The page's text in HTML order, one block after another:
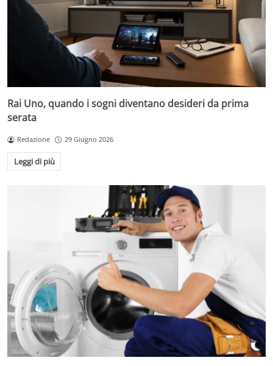
Rai Uno, quando i sogni diventano desideri da prima
serata
Redazione 29 Giugno 2026
Leggi di più